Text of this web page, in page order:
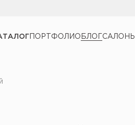
ПОРТФОЛИО БЛОГСАЛОНЫ